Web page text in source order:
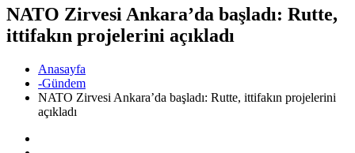
NATO Zirvesi Ankara’da başladı: Rutte,
ittifakın projelerini açıkladı
Anasayfa
-Gündem
NATO Zirvesi Ankara’da başladı: Rutte, ittifakın projelerini
açıkladı